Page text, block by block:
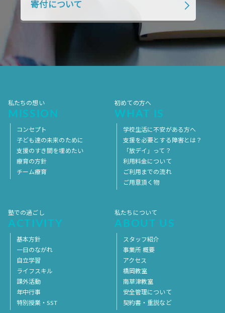
2018年1月 2017年12月
2017年10月 2017年9月 2017年8月
2017年5月
2017年4月
寄付について
私たちの想い
MISSION
コンセプト
子ども達の未来のために
支援のすき間を埋めたい
療育の方針
チーム療育
初めての方へ
WHAT IS
学校生活に不安がある方へ
支援を必要とする障害とは？
「放デイ」って？
利用料金について
ご利用までの流れ
ご用意頂く物
塾での過ごし
ACTIVITY
基本方針
一日のながれ
自立学習
ライフスキル
課外活動
年中行事
特別授業・SST
私たちについて
ABOUT US
スタッフ紹介
事業所 概要
アクセス
橋岡教室
南草津教室
安全管理について
契約書・重説など